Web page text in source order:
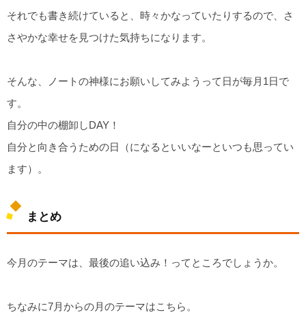
それでも書き続けていると、時々かなっていたりするので、さ
さやかな幸せを見つけた気持ちになります。
そんな、ノートの神様にお願いしてみようって日が毎月1日で
す。
自分の中の棚卸しDAY！
自分と向き合うための日（になるといいなーといつも思ってい
ます）。
まとめ
今月のテーマは、最後の追い込み！ってところでしょうか。
ちなみに7月からの月のテーマはこちら。